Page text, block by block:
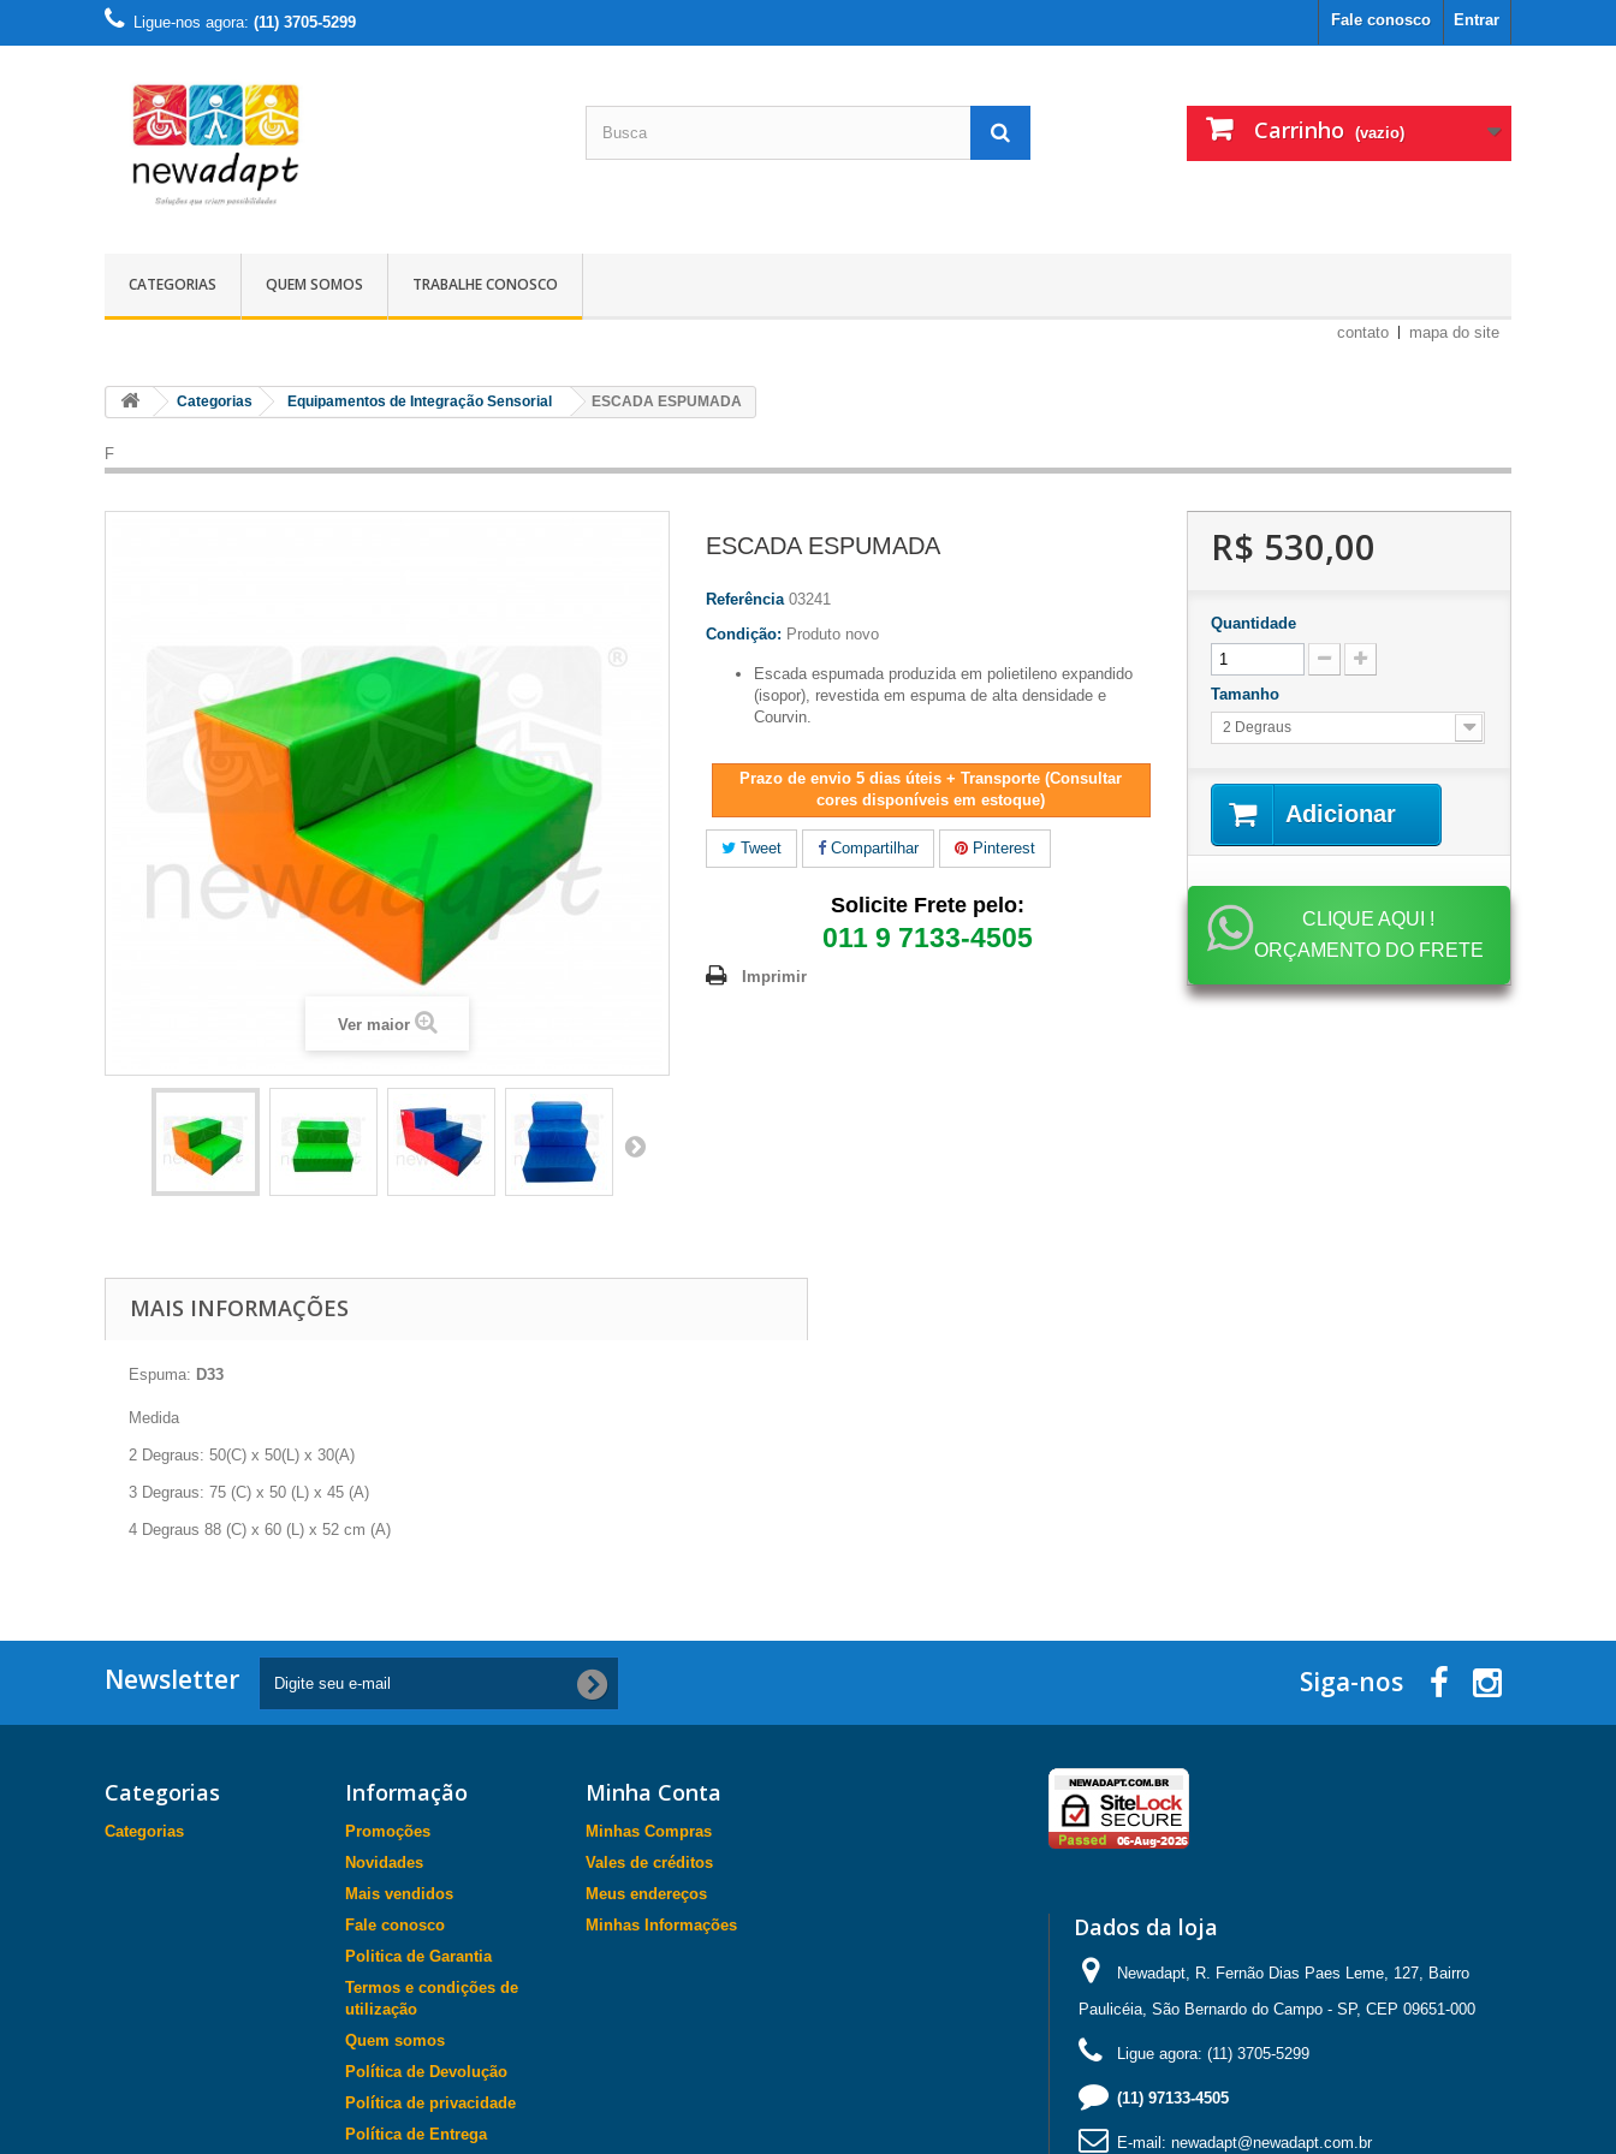
Entrar
Fale conosco
Ligue-nos agora: (11) 3705-5299
Carrinho (vazio)
CATEGORIAS QUEM SOMOS TRABALHE CONOSCO
contato mapa do site
Categorias Equipamentos de Integração Sensorial ESCADA ESPUMADA
F
Ver maior
ESCADA ESPUMADA
Referência 03241
Condição: Produto novo
Escada espumada produzida em polietileno expandido
(isopor), revestida em espuma de alta densidade e
Courvin.
Prazo de envio 5 dias úteis + Transporte (Consultar
cores disponíveis em estoque)
Tweet Compartilhar Pinterest
Solicite Frete pelo:
011 9 7133-4505
Imprimir
R$ 530,00
Quantidade
Tamanho
2 Degraus
Adicionar
CLIQUE AQUI !
ORÇAMENTO DO FRETE
MAIS INFORMAÇÕES
Espuma: D33
Medida
2 Degraus: 50(C) x 50(L) x 30(A)
3 Degraus: 75 (C) x 50 (L) x 45 (A)
4 Degraus 88 (C) x 60 (L) x 52 cm (A)
Newsletter Siga-nos
Categorias
Categorias
Informação
Promoções
Novidades
Mais vendidos
Fale conosco
Politica de Garantia
Termos e condições de
utilização
Quem somos
Política de Devolução
Política de privacidade
Política de Entrega
Minha Conta
Minhas Compras
Vales de créditos
Meus endereços
Minhas Informações
Dados da loja
Newadapt, R. Fernão Dias Paes Leme, 127, Bairro
Paulicéia, São Bernardo do Campo - SP, CEP 09651-000
Ligue agora: (11) 3705-5299
(11) 97133-4505
E-mail: newadapt@newadapt.com.br